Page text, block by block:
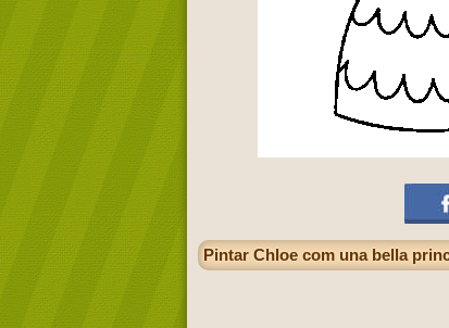
Pintar Chloe com una bella